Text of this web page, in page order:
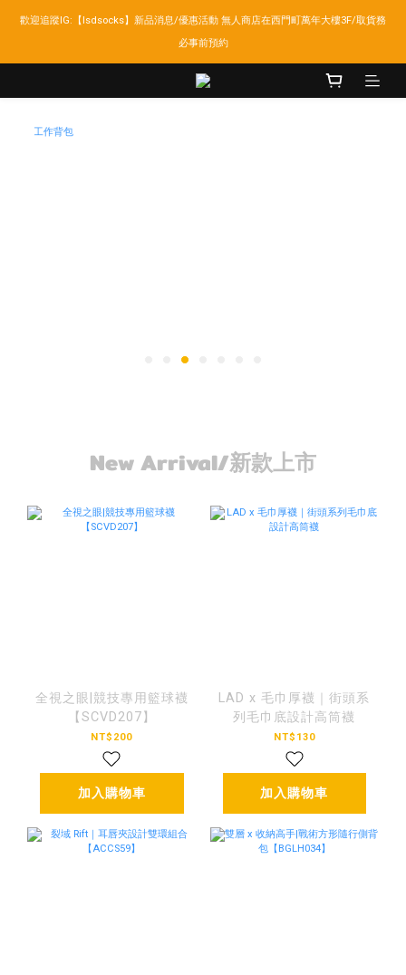
歡迎追蹤IG:【lsdsocks】新品消息/優惠活動 無人商店在西門町萬年大樓3F/取貨務
必事前預約
New Arrival/新款上市
全視之眼|競技專用籃球襪
【SCVD207】
NT$200
加入購物車
LAD x 毛巾厚襪｜街頭系
列毛巾底設計高筒襪
NT$130
加入購物車